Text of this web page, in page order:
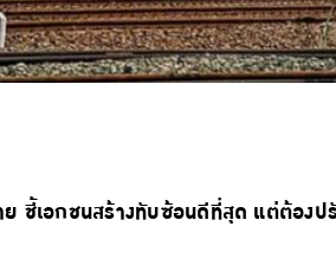
ชี้เอกชนสร้างทับซ้อนดีที่สุด แต่ต้องปรั